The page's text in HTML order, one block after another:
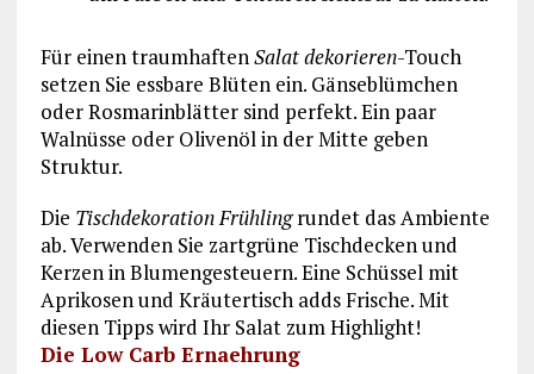
Für einen traumhaften Salat dekorieren-Touch
setzen Sie essbare Blüten ein. Gänseblümchen
oder Rosmarinblätter sind perfekt. Ein paar
Walnüsse oder Olivenöl in der Mitte geben
Struktur.
Die Tischdekoration Frühlingrundet das Ambiente
ab. Verwenden Sie zartgrüne Tischdecken und
Kerzen in Blumengesteuern. Eine Schüssel mit
Aprikosen und Kräutertisch adds Frische. Mit
diesen Tipps wird Ihr Salat zum Highlight!
Die Low Carb Ernaehrung